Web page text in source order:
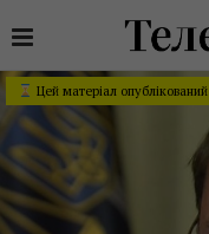
Цей матеріал опублікований